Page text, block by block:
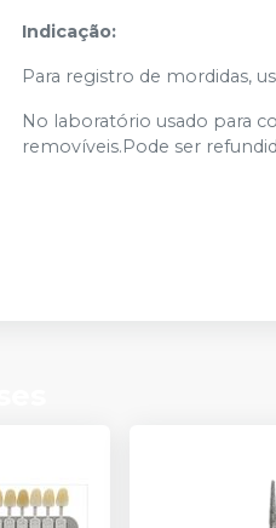
Indicação:
Para registro de mordidas,
No laboratório usado para
removíveis.Pode ser